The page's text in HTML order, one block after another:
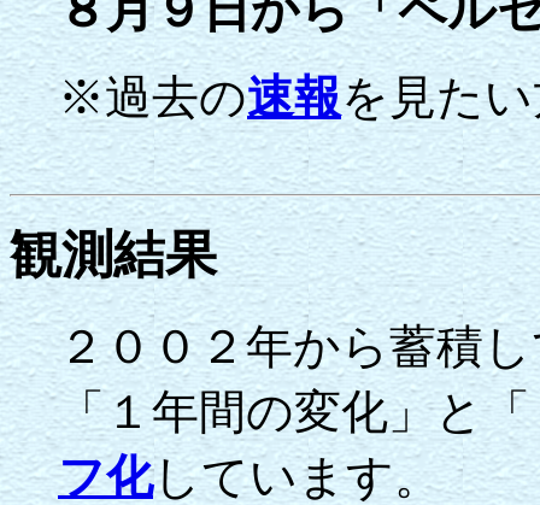
※過去の速報を見た
観測結果
２００２年から蓄積
「１年間の変化」と
フ化しています。